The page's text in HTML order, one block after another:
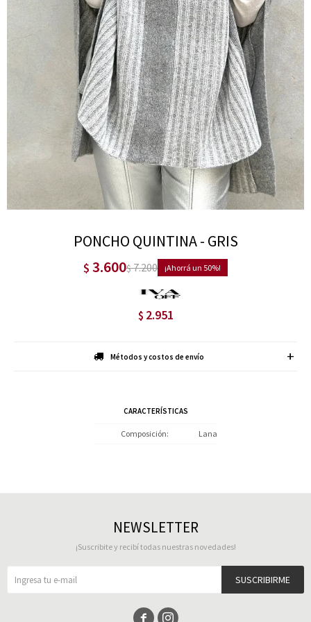
PONCHO QUINTINA - GRIS
$ 3.600$7.200 50
$ 2.951
Métodos y costos de envío
CARACTERÍSTICAS
Composición Lana
NEWSLETTER
¡Suscribite y recibí todas nuestras novedades!
SUSCRIBIRME
 